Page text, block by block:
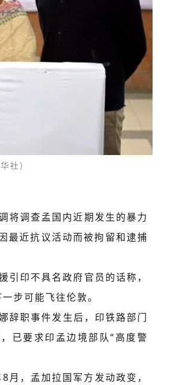
社）
将调查孟国内近期发生的暴力
最近抗议活动而被拘留和逮捕
印不具名政府官员的话称，
步可能飞往伦敦。
辞职事件发生后，印铁路部门
已要求印孟边境部队“高度警
，孟加拉国军方发动政变，